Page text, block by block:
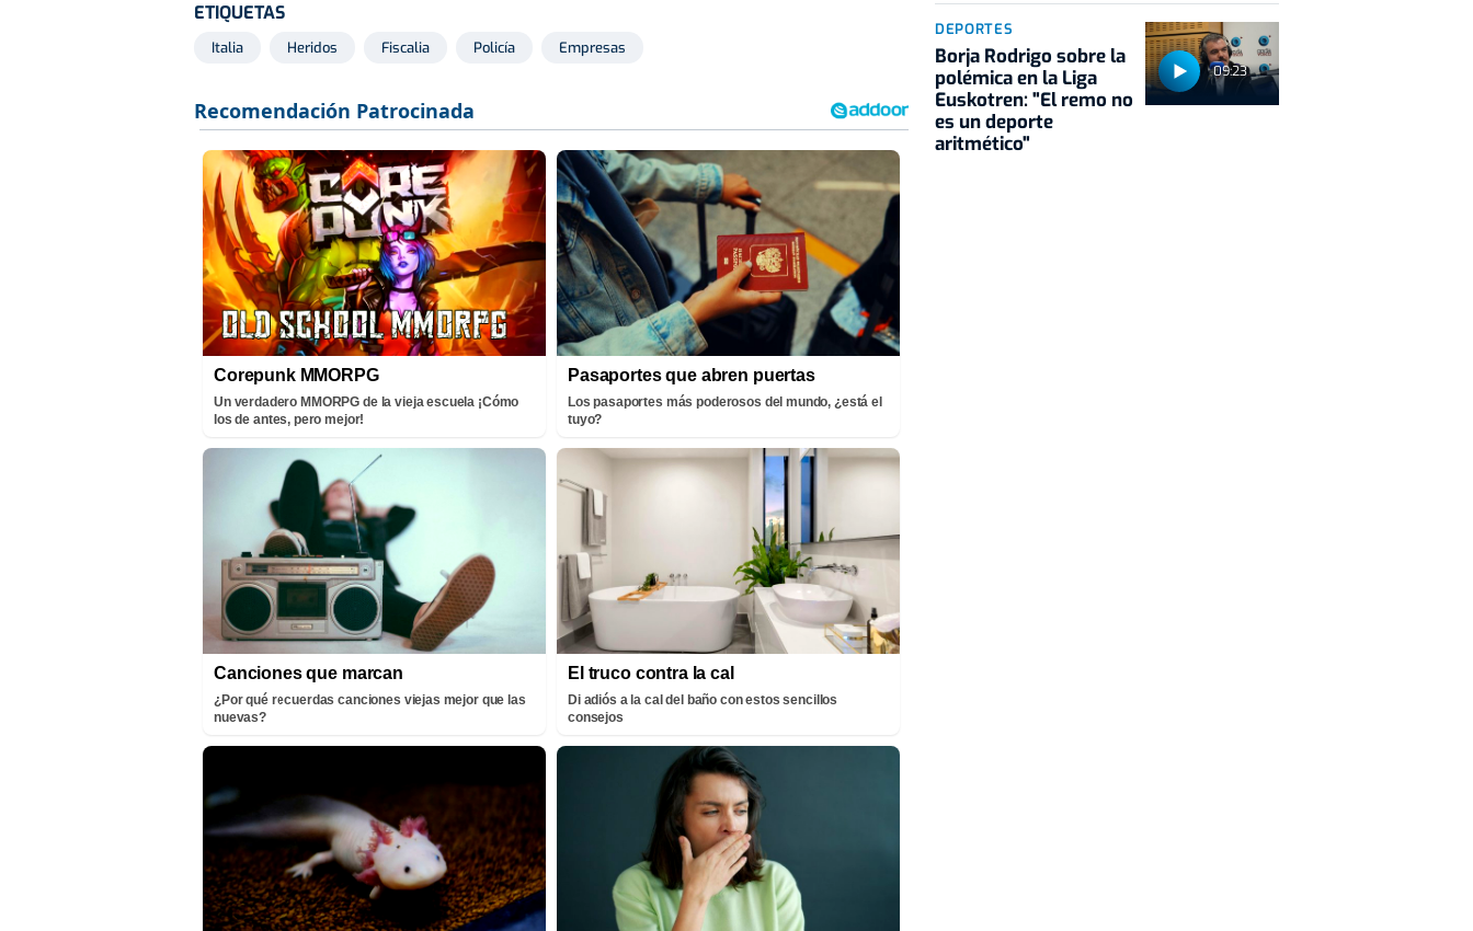
ETIQUETAS
Italia Heridos Fiscalia Policía Empresas
Corepunk MMORPG
Un verdadero MMORPG de la vieja escuela ¡Cómo
los de antes, pero mejor!
Pasaportes que abren puertas
Los pasaportes más poderosos del mundo, ¿está el
tuyo?
Canciones que marcan
¿Por qué recuerdas canciones viejas mejor que las
nuevas?
El truco contra la cal
Di adiós a la cal del baño con estos sencillos
consejos
09:23
DEPORTES
Borja Rodrigo sobre la
polémica en la Liga
Euskotren: "El remo no
es un deporte
aritmético"